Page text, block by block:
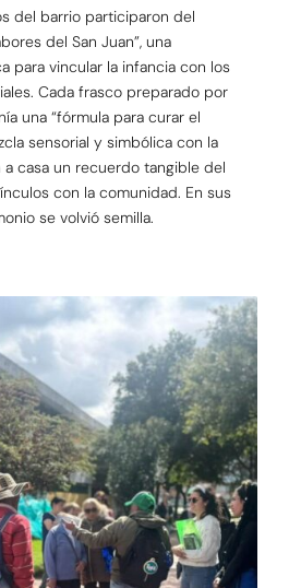
del barrio participaron del
del San Juan”, una
para vincular la infancia con los
Cada frasco preparado por
una “fórmula para curar el
sensorial y simbólica con la
a casa un recuerdo tangible del
con la comunidad. En sus
se volvió semilla.